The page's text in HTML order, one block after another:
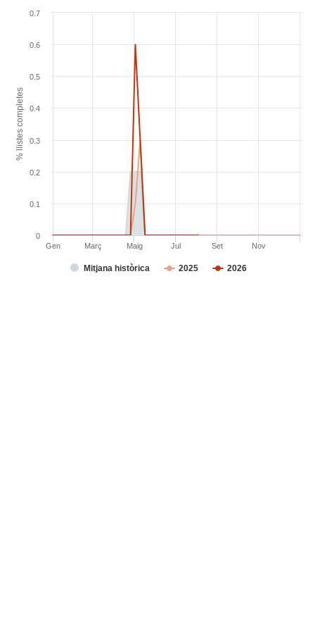
% llistes completes
Mitjana històrica 2025 2026
Gen Març Maig Jul Set Nov
0
0.1
0.2
0.3
0.4
0.5
0.6
0.7